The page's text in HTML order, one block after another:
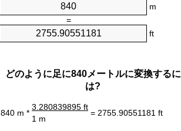
m
=
ft
どのように足に840メートルに変換するに
は?
840 m *
3.280839895 ft
= 2755.90551181 ft
1 m